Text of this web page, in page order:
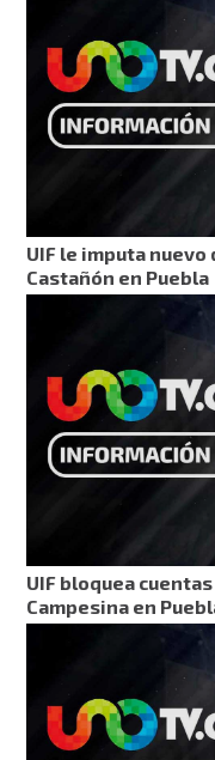
UIF le imputa
Castañón en Puebla
UIF bloquea
Campesina en